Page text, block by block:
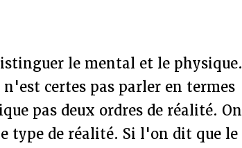
le mental et le physique.
certes pas parler en termes
pas deux ordres de réalité. On
type de réalité. Si l'on dit que le